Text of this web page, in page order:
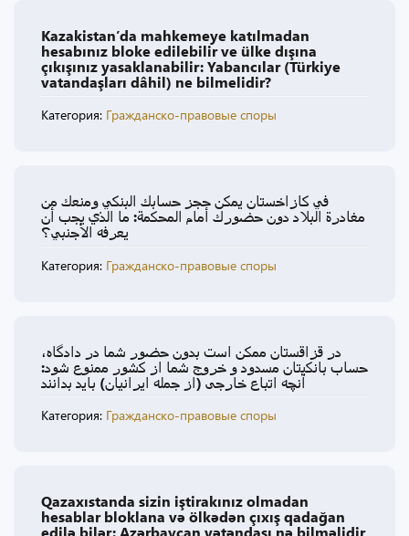
Kazakistan’da mahkemeye katılmadan
hesabınız bloke edilebilir ve ülke dışına
çıkışınız yasaklanabilir: Yabancılar (Türkiye
vatandaşları dâhil) ne bilmelidir?
Категория: Гражданско-правовые споры
في كازاخستان يمكن حجز حسابك البنكي ومنعك من
مغادرة البلاد دون حضورك أمام المحكمة: ما الذي يجب أن
يعرفه الأجنبي؟
Категория: Гражданско-правовые споры
در قزاقستان ممکن است بدون حضور شما در دادگاه،
حساب بانکیتان مسدود و خروج شما از کشور ممنوع شود:
آنچه اتباع خارجی (از جمله ایرانیان) باید بدانند
Категория: Гражданско-правовые споры
Qazaxıstanda sizin iştirakınız olmadan
hesablar bloklana və ölkədən çıxış qadağan